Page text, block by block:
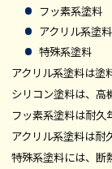
フッ素系塗料
アクリル系塗料
特殊系塗料
アクリル系塗料は塗
シリコン塗料は、高
フッ素系塗料は耐久
アクリル系塗料は耐
特殊系塗料には、断